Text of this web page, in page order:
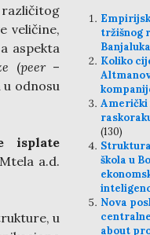
veličine,
aspekta
(peer–
odnosu
isplate
a.d.
u
tržišnog
Koliko
Američki
(130)
škola u
Nova
about